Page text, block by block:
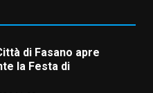
di Fasano apre
la Festa di